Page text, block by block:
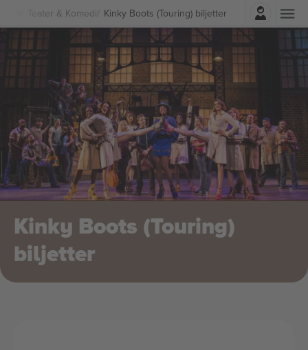
Teater & Komedi Kinky Boots (Touring) biljetter
Logga in
Kinky Boots (Touring)
biljetter